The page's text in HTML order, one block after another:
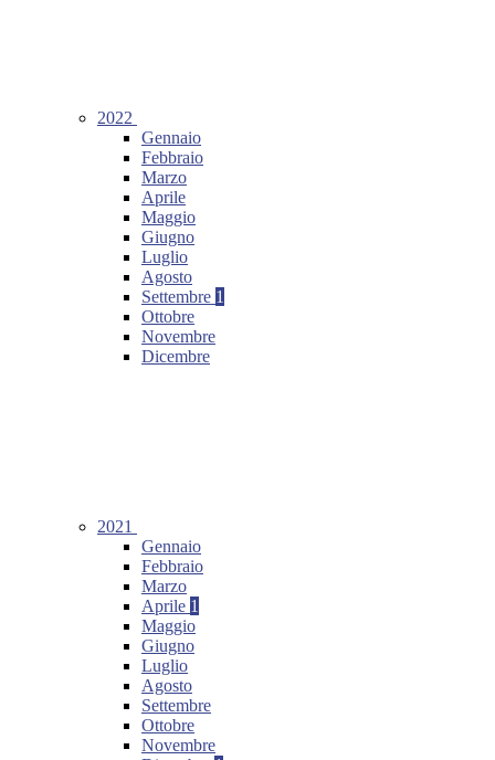
2022
Gennaio
Febbraio
Marzo
Aprile
Maggio
Giugno
Luglio
Agosto
Settembre 1
Ottobre
Novembre
Dicembre
2021
Gennaio
Febbraio
Marzo
Aprile 1
Maggio
Giugno
Luglio
Agosto
Settembre
Ottobre
Novembre